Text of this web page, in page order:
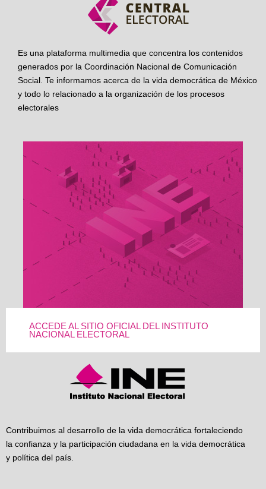
Es una plataforma multimedia que concentra los contenidos
generados por la Coordinación Nacional de Comunicación
Social. Te informamos acerca de la vida democrática de México
y todo lo relacionado a la organización de los procesos
electorales
ACCEDE AL SITIO OFICIAL DEL INSTITUTO
NACIONAL ELECTORAL
Contribuimos al desarrollo de la vida democrática fortaleciendo
la confianza y la participación ciudadana en la vida democrática
y política del país.